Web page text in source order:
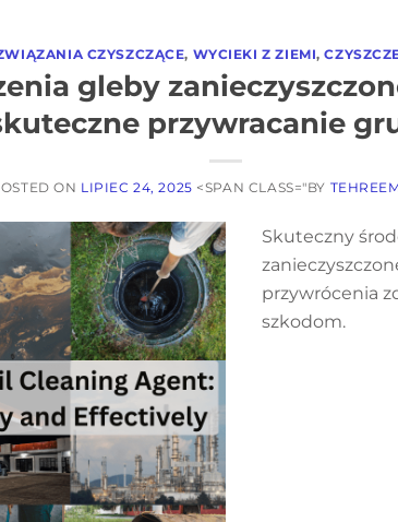
CZYSZCZĄCE, WYCIEKI Z ZIEMI,
gleby
przywracanie
ON LIPIEC 24, 2025 <SPAN CLASS="BY
Skuteczny
przywrócenia
szkodom.